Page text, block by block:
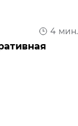
4 мин.